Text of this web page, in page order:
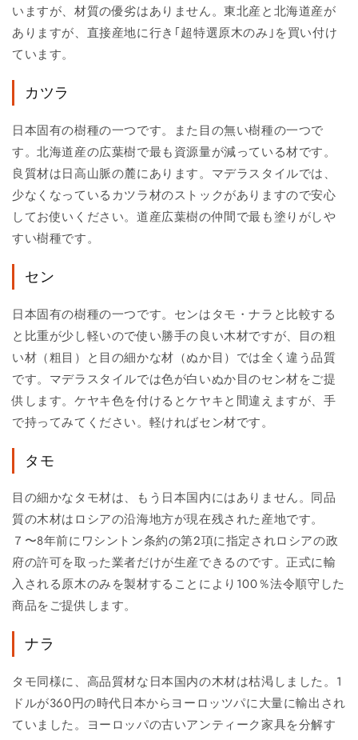
いますが、材質の優劣はありません。東北産と北海道産が
ありますが、直接産地に行き｢超特選原木のみ｣を買い付け
ています。
カツラ
日本固有の樹種の一つです。また目の無い樹種の一つで
す。北海道産の広葉樹で最も資源量が減っている材です。
良質材は日高山脈の麓にあります。マデラスタイルでは、
少なくなっているカツラ材のストックがありますので安心
してお使いください。道産広葉樹の仲間で最も塗りがしや
すい樹種です。
セン
日本固有の樹種の一つです。センはタモ・ナラと比較する
と比重が少し軽いので使い勝手の良い木材ですが、目の粗
い材（粗目）と目の細かな材（ぬか目）では全く違う品質
です。マデラスタイルでは色が白いぬか目のセン材をご提
供します。ケヤキ色を付けるとケヤキと間違えますが、手
で持ってみてください。軽ければセン材です。
タモ
目の細かなタモ材は、もう日本国内にはありません。同品
質の木材はロシアの沿海地方が現在残された産地です。
７〜8年前にワシントン条約の第2項に指定されロシアの政
府の許可を取った業者だけが生産できるのです。正式に輸
入される原木のみを製材することにより100％法令順守した
商品をご提供します。
ナラ
タモ同様に、高品質材な日本国内の木材は枯渇しました。1
ドルが360円の時代日本からヨーロッツパに大量に輸出され
ていました。ヨーロッパの古いアンティーク家具を分解す